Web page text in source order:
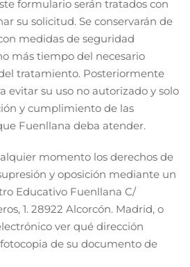
formulario serán tratados con
su solicitud. Se conservarán de
medidas de seguridad
más tiempo del necesario
tratamiento. Posteriormente
evitar su uso no autorizado y solo
y cumplimiento de las
Fuenllana deba atender.
momento los derechos de
y oposición mediante un
Educativo Fuenllana C/
1. 28922 Alcorcón. Madrid, o
ver qué dirección
de su documento de